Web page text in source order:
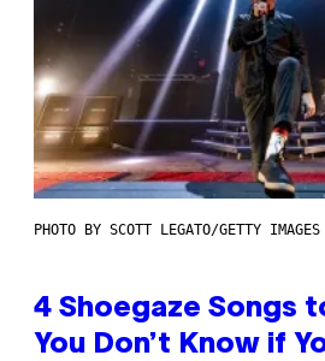
PHOTO BY SCOTT LEGATO/GETTY IMAGES
4 Shoegaze Songs
You Don’t Know if